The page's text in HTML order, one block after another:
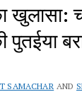
पुतईया
SAMACHAR AND